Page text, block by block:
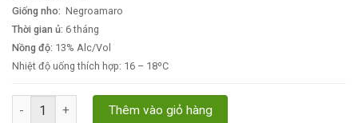
Giống nho: Negroamaro
Thời gian ủ: 6 tháng
Nồng độ: 13% Alc/Vol
Nhiệt độ uống thích hợp: 16 – 18ºC
Montecore Negroamaro số lượng
Thêm vào giỏ hàng